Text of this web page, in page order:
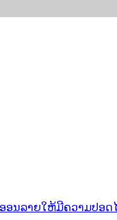
ອນລາຍໃຫ້ມີຄວາມປອດ